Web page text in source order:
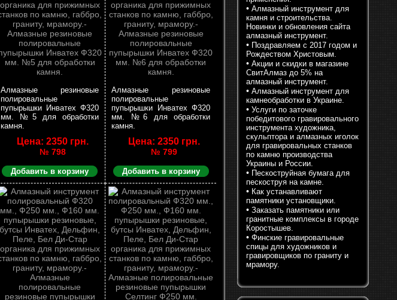
Алмазные резиновые
полировальные
пупырышки Инватех Ф320
мм. №5 для обработки
камня.
Цена: 2350 грн.
№ 798
Добавить в корзину
Алмазные резиновые
полировальные
пупырышки Инватех Ф320
мм. №6 для обработки
камня.
Цена: 2350 грн.
№ 799
Добавить в корзину
• Алмазный инструмент для
камня и строительства.
Новинки и обновления сайта
алмазный инструмент.
• Поздравляем с 2017 годом и
Рождеством Христовым.
• Акции и скидки в магазине
СвитАлмаз до 5% на
алмазный инструмент.
• Алмазный инструмент для
камнеобработки в Украине.
• Услуги по заточке
победитового гравировального
инструмента художника,
скульптора и алмазных иголок
для гравировальных станков
по камню производства
Украины и России.
• Пескоструйная бумага для
пескоструя на камне.
• Как устанавливают
памятники установщики.
• Заказать памятники или
гранитные комплексы в городе
Коростышев.
• Финские гравировальные
спицы для художников и
гравировщиков по граниту и
мрамору.